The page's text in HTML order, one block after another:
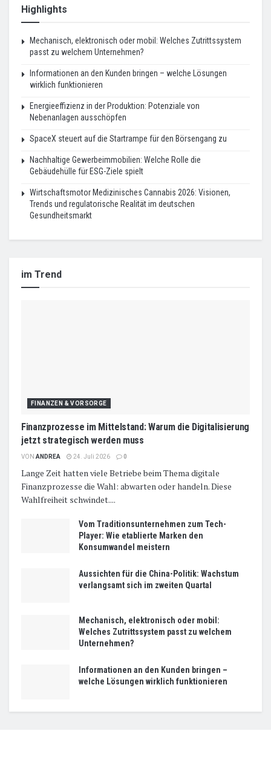
Highlights
Mechanisch, elektronisch oder mobil: Welches Zutrittssystem
passt zu welchem Unternehmen?
Informationen an den Kunden bringen – welche Lösungen
wirklich funktionieren
Energieeffizienz in der Produktion: Potenziale von
Nebenanlagen ausschöpfen
SpaceX steuert auf die Startrampe für den Börsengang zu
Nachhaltige Gewerbeimmobilien: Welche Rolle die
Gebäudehülle für ESG-Ziele spielt
Wirtschaftsmotor Medizinisches Cannabis 2026: Visionen,
Trends und regulatorische Realität im deutschen
Gesundheitsmarkt
im Trend
FINANZEN & VORSORGE
Finanzprozesse im Mittelstand: Warum die Digitalisierung
jetzt strategisch werden muss
VON ANDREA 24. Juli 2026 0
Lange Zeit hatten viele Betriebe beim Thema digitale
Finanzprozesse die Wahl: abwarten oder handeln. Diese
Wahlfreiheit schwindet....
Vom Traditionsunternehmen zum Tech-
Player: Wie etablierte Marken den
Konsumwandel meistern
Aussichten für die China-Politik: Wachstum
verlangsamt sich im zweiten Quartal
Mechanisch, elektronisch oder mobil:
Welches Zutrittssystem passt zu welchem
Unternehmen?
Informationen an den Kunden bringen –
welche Lösungen wirklich funktionieren